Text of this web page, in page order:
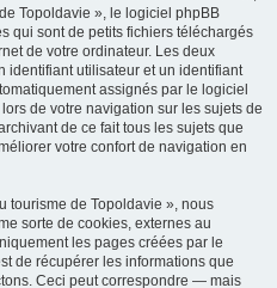
Topoldavie », le logiciel phpBB
qui sont de petits fichiers téléchargés
de votre ordinateur. Les deux
identifiant utilisateur et un identifiant
assignés par le logiciel
de votre navigation sur les sujets de
de ce fait tous les sujets que
votre confort de navigation en
tourisme de Topoldavie », nous
sorte de cookies, externes au
les pages créées par le
de récupérer les informations que
Ceci peut correspondre — mais